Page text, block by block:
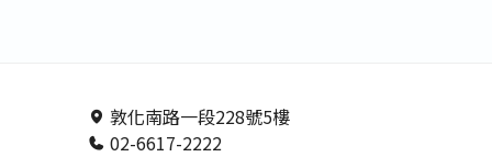
02-6617-2222
敦化南路一段228號5樓